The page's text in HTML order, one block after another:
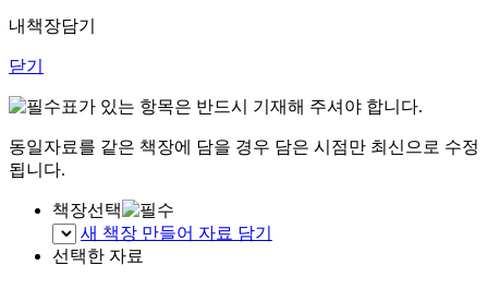
내책장담기
닫기
표가 있는 항목은 반드시 기재해 주셔야 합니다.
동일자료를 같은 책장에 담을 경우 담은 시점만 최신으로 수정
됩니다.
책장선택
새 책장 만들어 자료 담기
선택한 자료